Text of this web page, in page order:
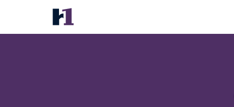
Canalta Hotel Selkirk
Priser